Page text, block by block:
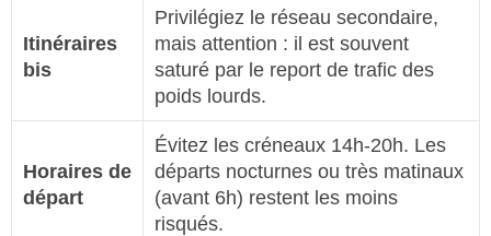
Itinéraires
bis
Privilégiez le réseau secondaire,
mais attention : il est souvent
saturé par le report de trafic des
poids lourds.
Horaires de
départ
Évitez les créneaux 14h-20h. Les
départs nocturnes ou très matinaux
(avant 6h) restent les moins
risqués.